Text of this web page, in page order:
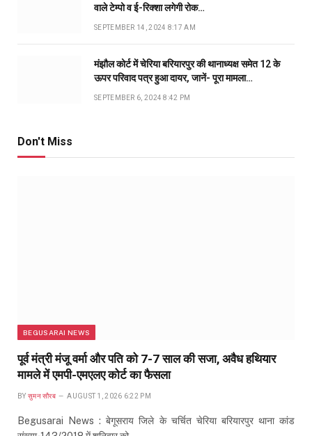
वाले टेम्पो व ई-रिक्शा लगेगी रोक…
SEPTEMBER 14, 2024 8:17 AM
मंझौल कोर्ट में चेरिया बरियारपुर की थानाध्यक्ष समेत 12 के
ऊपर परिवाद पत्र हुआ दायर, जानें- पूरा मामला…
SEPTEMBER 6, 2024 8:42 PM
Don't Miss
BEGUSARAI NEWS
पूर्व मंत्री मंजू वर्मा और पति को 7-7 साल की सजा, अवैध हथियार
मामले में एमपी-एमएलए कोर्ट का फैसला
BY सुमन सौरब AUGUST 1, 2026 6:22 PM
Begusarai News : बेगूसराय जिले के चर्चित चेरिया बरियारपुर थाना कांड